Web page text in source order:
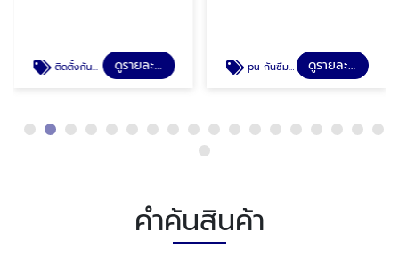
ติดตั้งกันซึมสระว่ายน้ำ ดูรายละเอียด pu กันซึมดาดฟ้า ราคา ดูรายละเอียด
คำค้นสินค้า